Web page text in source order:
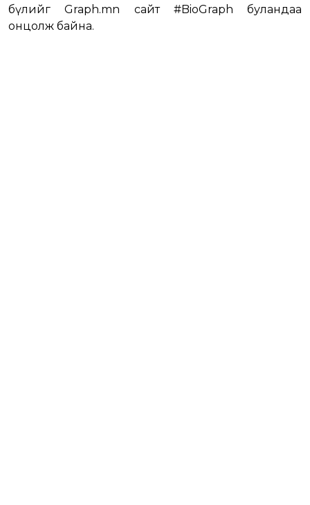
бүлийг Graph.mn сайт #BioGraph буландаа
онцолж байна.